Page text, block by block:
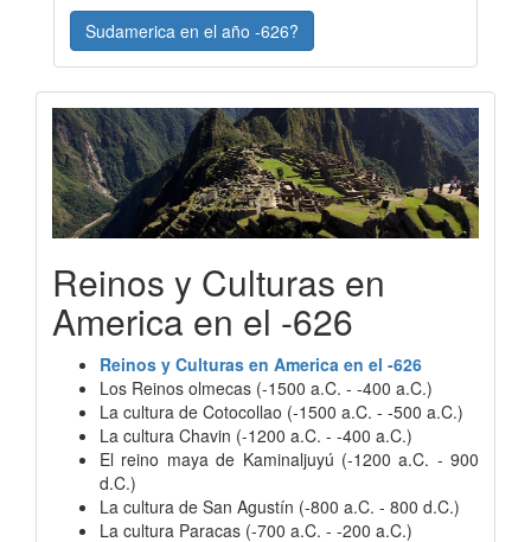
Sudamerica en el año -626?
Reinos y Culturas en
America en el -626
Reinos y Culturas en America en el -626
Los Reinos olmecas (-1500 a.C. - -400 a.C.)
La cultura de Cotocollao (-1500 a.C. - -500 a.C.)
La cultura Chavin (-1200 a.C. - -400 a.C.)
El reino maya de Kaminaljuyú (-1200 a.C. - 900
d.C.)
La cultura de San Agustín (-800 a.C. - 800 d.C.)
La cultura Paracas (-700 a.C. - -200 a.C.)